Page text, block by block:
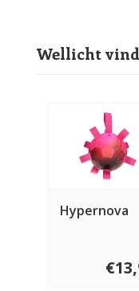
Wellicht
Hypernova